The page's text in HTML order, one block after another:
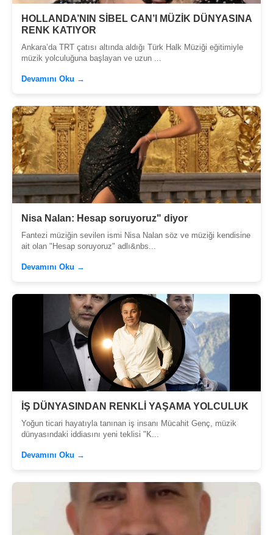
HOLLANDA’NIN SİBEL CAN’I MÜZİK DÜNYASINA
RENK KATIYOR
Ankara’da TRT çatısı altında aldığı Türk Halk Müziği eğitimiyle
müzik yolculuğuna başlayan ve uzun ...
Devamını Oku →
Nisa Nalan: Hesap soruyoruz" diyor
Fantezi müziğin sevilen ismi Nisa Nalan söz ve müziği kendisine
ait olan "Hesap soruyoruz" adlı&nbs...
Devamını Oku →
İŞ DÜNYASINDAN RENKLİ YAŞAMA YOLCULUK
Yoğun ticari hayatıyla tanınan iş insanı Mücahit Genç, müzik
dünyasındaki iddiasını yeni teklisi "K...
Devamını Oku →